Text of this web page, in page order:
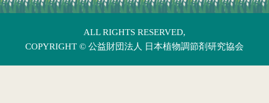
ALL RIGHTS RESERVED,
COPYRIGHT © 公益財団法人 日本植物調節剤研究協会